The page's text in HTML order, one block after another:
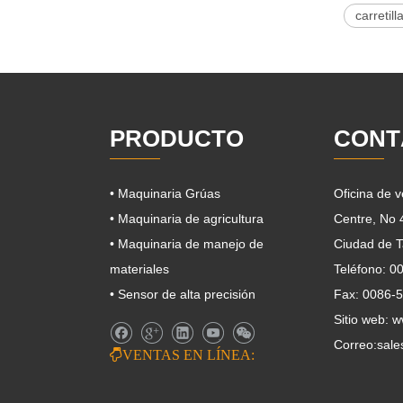
PRODUCTO
• Maquinaria Grúas
• Maquinaria de agricultura
• Maquinaria de manejo de
materiales
• Sensor de alta precisión
VENTAS EN LÍNEA:
Oficina de
Centre, No
Ciudad de
Teléfono:
Fax: 0086-
Sitio web:
Correo: